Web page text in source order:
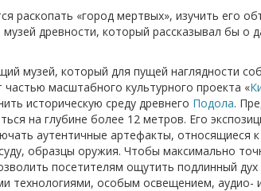
раскопать «город мертвых», изучить его
древности, который рассказывал бы о
музей, который для пущей наглядности
масштабного культурного проекта «
историческую среду древнего Подола.
на глубине более 12 метров. Его
аутентичные артефакты, относящиеся
образцы оружия. Чтобы максимально
посетителям ощутить подлинный
технологиями, особым освещением, аудио-